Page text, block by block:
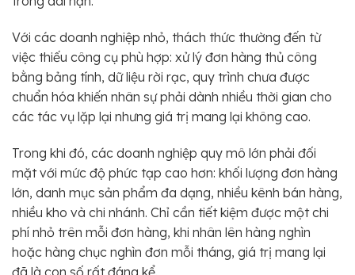
Với các doanh nghiệp nhỏ, thách thức thường đến từ
việc thiếu công cụ phù hợp: xử lý đơn hàng thủ công
bằng bảng tính, dữ liệu rời rạc, quy trình chưa được
chuẩn hóa khiến nhân sự phải dành nhiều thời gian cho
các tác vụ lặp lại nhưng giá trị mang lại không cao.
Trong khi đó, các doanh nghiệp quy mô lớn phải đối
mặt với mức độ phức tạp cao hơn: khối lượng đơn hàng
lớn, danh mục sản phẩm đa dạng, nhiều kênh bán hàng,
nhiều kho và chi nhánh. Chỉ cần tiết kiệm được một chi
phí nhỏ trên mỗi đơn hàng, khi nhân lên hàng nghìn
hoặc hàng chục nghìn đơn mỗi tháng, giá trị mang lại
đã là con số rất đáng kể.